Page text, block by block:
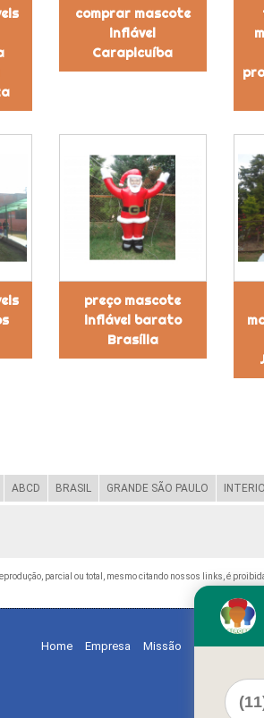
comprar mascote
inflável
Carapicuíba
preço mascote
inflável barato
Brasília
ABCD BRASIL GRANDE SÃO PAULO
parcial ou total, mesmo citando nossos links, é
Home Empresa Missão Serviços